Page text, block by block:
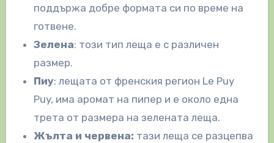
поддържа добре формата си по време на
готвене.
Зелена: този тип леща е с различен
размер.
Пиу: лещата от френския регион Le Puy
Puy, има аромат на пипер и е около една
трета от размера на зелената леща.
Жълта и червена: тази леща се разцепва